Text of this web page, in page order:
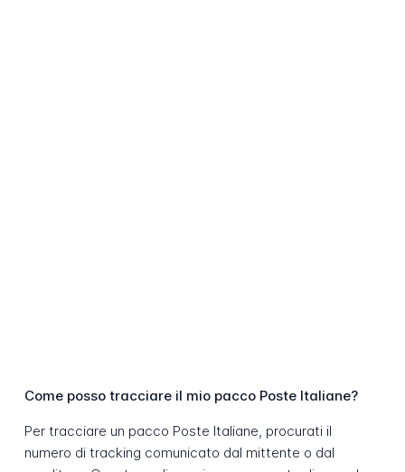
Come posso tracciare il mio pacco Poste Italiane?
Per tracciare un pacco Poste Italiane, procurati il
numero di tracking comunicato dal mittente o dal